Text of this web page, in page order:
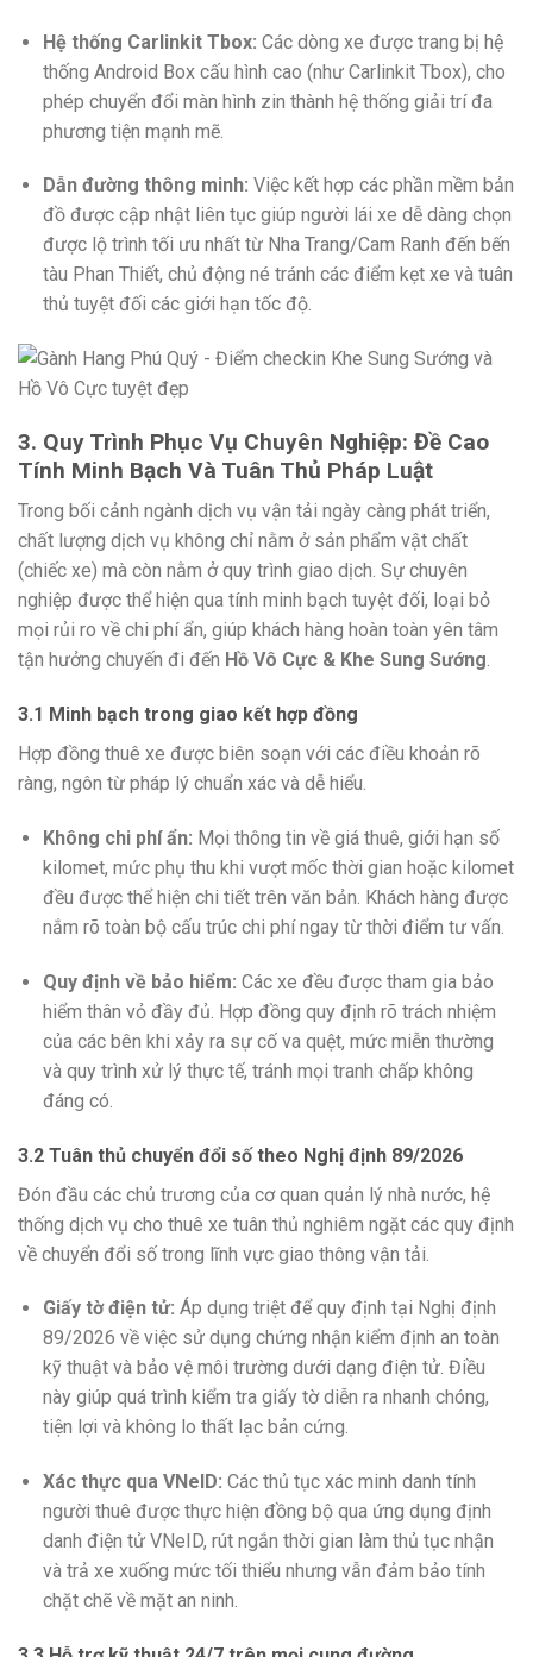
Hệ thống Carlinkit Tbox: Các dòng xe được trang bị hệ
thống Android Box cấu hình cao (như Carlinkit Tbox), cho
phép chuyển đổi màn hình zin thành hệ thống giải trí đa
phương tiện mạnh mẽ.
Dẫn đường thông minh: Việc kết hợp các phần mềm bản
đồ được cập nhật liên tục giúp người lái xe dễ dàng chọn
được lộ trình tối ưu nhất từ Nha Trang/Cam Ranh đến bến
tàu Phan Thiết, chủ động né tránh các điểm kẹt xe và tuân
thủ tuyệt đối các giới hạn tốc độ.
3. Quy Trình Phục Vụ Chuyên Nghiệp: Đề Cao
Tính Minh Bạch Và Tuân Thủ Pháp Luật
Trong bối cảnh ngành dịch vụ vận tải ngày càng phát triển,
chất lượng dịch vụ không chỉ nằm ở sản phẩm vật chất
(chiếc xe) mà còn nằm ở quy trình giao dịch. Sự chuyên
nghiệp được thể hiện qua tính minh bạch tuyệt đối, loại bỏ
mọi rủi ro về chi phí ẩn, giúp khách hàng hoàn toàn yên tâm
tận hưởng chuyến đi đến Hồ Vô Cực & Khe Sung Sướng.
3.1 Minh bạch trong giao kết hợp đồng
Hợp đồng thuê xe được biên soạn với các điều khoản rõ
ràng, ngôn từ pháp lý chuẩn xác và dễ hiểu.
Không chi phí ẩn: Mọi thông tin về giá thuê, giới hạn số
kilomet, mức phụ thu khi vượt mốc thời gian hoặc kilomet
đều được thể hiện chi tiết trên văn bản. Khách hàng được
nắm rõ toàn bộ cấu trúc chi phí ngay từ thời điểm tư vấn.
Quy định về bảo hiểm: Các xe đều được tham gia bảo
hiểm thân vỏ đầy đủ. Hợp đồng quy định rõ trách nhiệm
của các bên khi xảy ra sự cố va quệt, mức miễn thường
và quy trình xử lý thực tế, tránh mọi tranh chấp không
đáng có.
3.2 Tuân thủ chuyển đổi số theo Nghị định 89/2026
Đón đầu các chủ trương của cơ quan quản lý nhà nước, hệ
thống dịch vụ cho thuê xe tuân thủ nghiêm ngặt các quy định
về chuyển đổi số trong lĩnh vực giao thông vận tải.
Giấy tờ điện tử: Áp dụng triệt để quy định tại Nghị định
89/2026 về việc sử dụng chứng nhận kiểm định an toàn
kỹ thuật và bảo vệ môi trường dưới dạng điện tử. Điều
này giúp quá trình kiểm tra giấy tờ diễn ra nhanh chóng,
tiện lợi và không lo thất lạc bản cứng.
Xác thực qua VNeID: Các thủ tục xác minh danh tính
người thuê được thực hiện đồng bộ qua ứng dụng định
danh điện tử VNeID, rút ngắn thời gian làm thủ tục nhận
và trả xe xuống mức tối thiểu nhưng vẫn đảm bảo tính
chặt chẽ về mặt an ninh.